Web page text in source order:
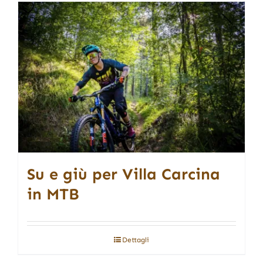
Su e giù per Villa Carcina
in MTB
Dettagli